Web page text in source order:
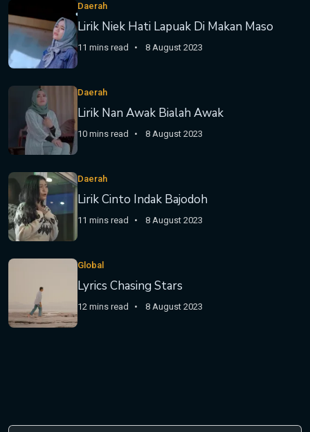
Daerah
Lirik Niek Hati Lapuak Di Makan Maso
11 mins read 8 August 2023
Daerah
Lirik Nan Awak Bialah Awak
10 mins read 8 August 2023
Daerah
Lirik Cinto Indak Bajodoh
11 mins read 8 August 2023
Global
Lyrics Chasing Stars
12 mins read 8 August 2023